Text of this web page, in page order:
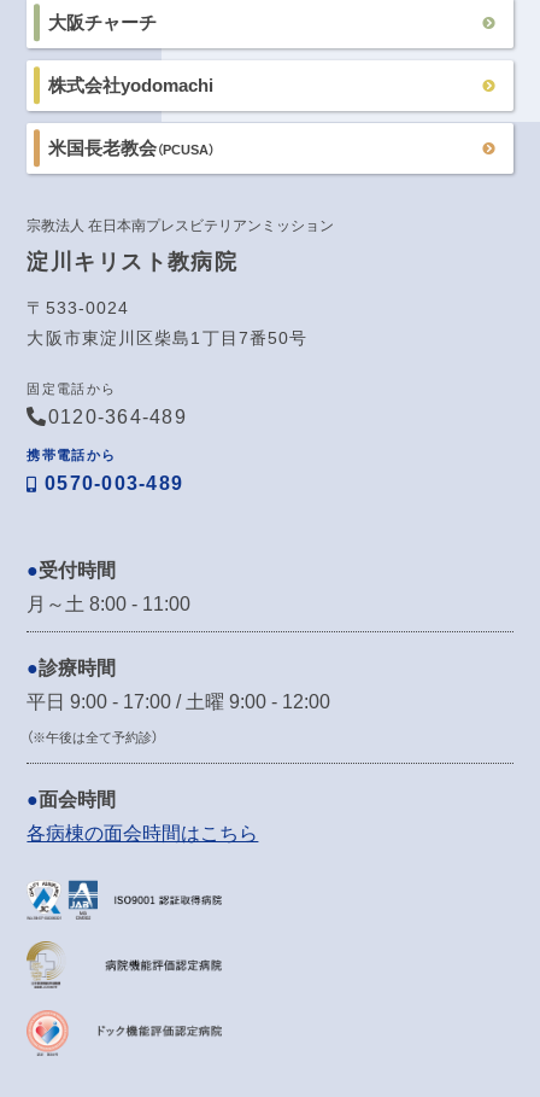
大阪チャーチ
株式会社yodomachi
米国長老教会（PCUSA）
宗教法人 在日本南プレスビテリアンミッション
淀川キリスト教病院
〒533-0024
大阪市東淀川区柴島1丁目7番50号
固定電話から
0120-364-489
携帯電話から
0570-003-489
受付時間
月～土 8:00 - 11:00
診療時間
平日 9:00 - 17:00 / 土曜 9:00 - 12:00
（※午後は全て予約診）
面会時間
各病棟の面会時間はこちら